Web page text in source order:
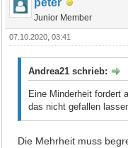
peter
Junior Member
07.10.2020, 03:41
Andrea21 schrieb:
Eine Minderheit fordert
das nicht gefallen
Die Mehrheit muss